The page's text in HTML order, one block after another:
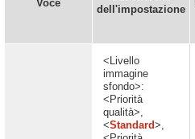
Voce
dell'impostazione
<Livello
immagine
sfondo>:
<Priorità
qualità>,
<Standard>,